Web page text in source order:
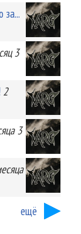
3
2
3
ещё